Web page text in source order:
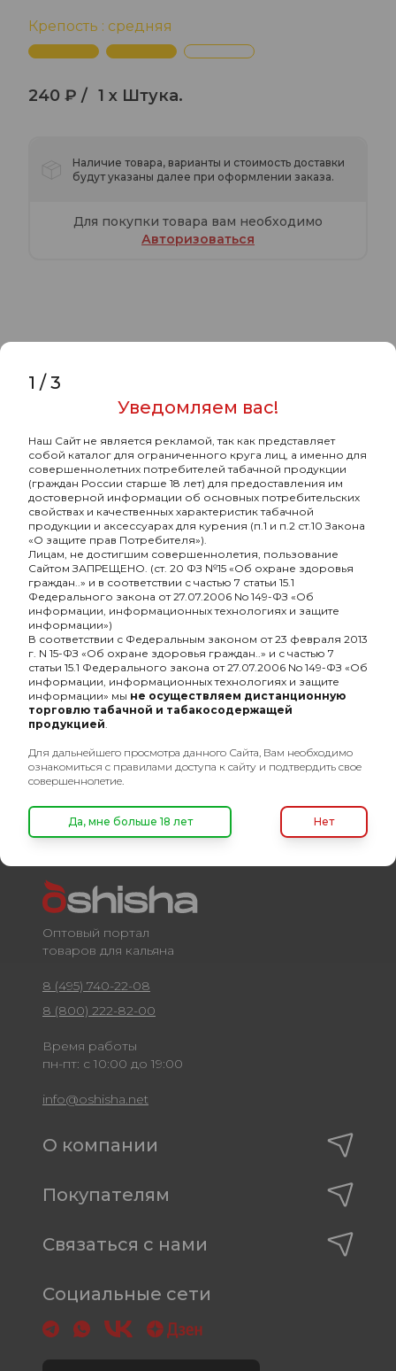
Крепость : средняя
240 ₽ / 1 x Штука.
Наличие товара, варианты и стоимость доставки
будут указаны далее при оформлении заказа.
Для покупки товара вам необходимо
Авторизоваться
Хулиган с ароматом Мятный чай с
Бренд-Хулиган
Страна-изготовитель-РОССИЯ
Граммовка, г-25
Крепость-средняя
Основа кальянной смеси-сигарный лист
Линейка-Хулиган Classic
Состав кальянной смеси-микс
Разборный-Нет
Количество штук в упаковке-12
безнал -Нет
Оптовый портал
товаров для кальяна
8 (495) 740-22-08
8 (800) 222-82-00
Время работы
пн-пт: с 10:00 до 19:00
info@oshisha.net
О компании
Покупателям
Связаться с нами
Социальные сети
1 /3
Уведомляем вас!
Наш Сайт не является рекламой, так как представляет
собой каталог для ограниченного круга лиц, а именно для
совершеннолетних потребителей табачной продукции
(граждан России старше 18 лет) для предоставления им
достоверной информации об основных потребительских
свойствах и качественных характеристик табачной
продукции и аксессуарах для курения (п.1 и п.2 ст.10 Закона
«О защите прав Потребителя»).
Лицам, не достигшим совершеннолетия, пользование
Сайтом ЗАПРЕЩЕНО. (ст. 20 ФЗ №15 «Об охране здоровья
граждан..» и в соответствии с частью 7 статьи 15.1
Федерального закона от 27.07.2006 No 149-ФЗ «Об
информации, информационных технологиях и защите
информации»)
В соответствии с Федеральным законом от 23 февраля 2013
г. N 15-ФЗ «Об охране здоровья граждан..» и с частью 7
статьи 15.1 Федерального закона от 27.07.2006 No 149-ФЗ «Об
информации, информационных технологиях и защите
информации» мы не осуществляем дистанционную
торговлю табачной и табакосодержащей
продукцией
Для дальнейшего просмотра данного Сайта, Вам необходимо
ознакомиться с правилами доступа к сайту и подтвердить свое
совершеннолетие.
Да, мне больше 18 лет Нет